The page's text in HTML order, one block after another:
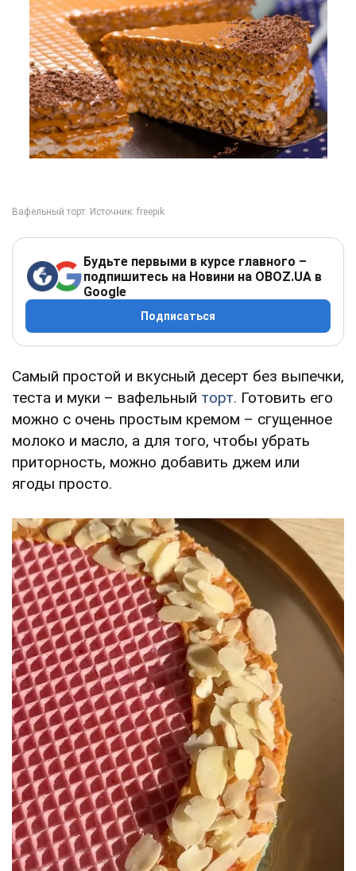
Будьте первыми в курсе главного –
подпишитесь на Новини на OBOZ.UA в
Google
Подписаться
Самый простой и вкусный десерт без выпечки,
теста и муки – вафельный торт. Готовить его
можно с очень простым кремом – сгущенное
молоко и масло, а для того, чтобы убрать
приторность, можно добавить джем или
ягоды просто.